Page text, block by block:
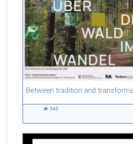
in diese besondere Handschrift, das
spätmittelalterlichen Buchmalerin,
Freiburger Frauenklöster und
modernen Konservierung alter
Referent/in:
Prof. Dr. Martina Backes
(Deutsches Seminar,
Universität Freiburg)
54:13 duration
545